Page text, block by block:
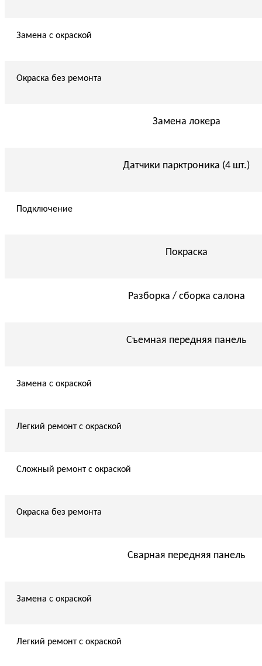
Замена с окраской
Окраска без ремонта
Замена локера
Датчики парктроника (4 шт.)
Подключение
Покраска
Разборка / сборка салона
Съемная передняя панель
Замена с окраской
Легкий ремонт с окраской
Сложный ремонт с окраской
Окраска без ремонта
Сварная передняя панель
Замена с окраской
Легкий ремонт с окраской